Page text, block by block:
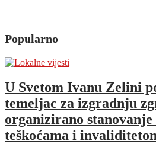
Popularno
U Svetom Ivanu Zelini
temeljac za izgradnju
organizirano stanovanje
teškoćama i